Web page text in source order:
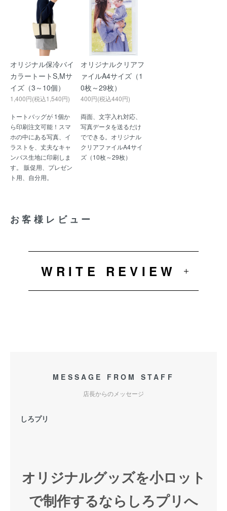
オリジナル保冷バイ
カラートートS,Mサ
イズ（3～10個）
1,400円(税込1,540円)
トートバッグが 1個か
ら印刷注文可能！スマ
ホの中にある写真、イ
ラストを、丈夫なキャ
ンバス生地に印刷しま
す。 販促用、プレゼン
ト用、自分用。
オリジナルクリアフ
ァイルA4サイズ（1
0枚～29枚）
400円(税込440円)
両面、文字入れ対応、
写真データを送るだけ
でできる。オリジナル
クリアファイルA4サイ
ズ（10枚～29枚）
お客様レビュー
WRITE REVIEW
MESSAGE FROM STAFF
店長からのメッセージ
しろプリ
オリジナルグッズを小ロット
で制作するならしろプリへ